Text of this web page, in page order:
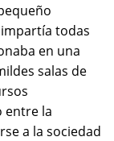
todas
en una
salas de
entre la
a la sociedad